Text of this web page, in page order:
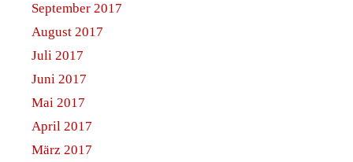
September 2017
August 2017
Juli 2017
Juni 2017
Mai 2017
April 2017
März 2017